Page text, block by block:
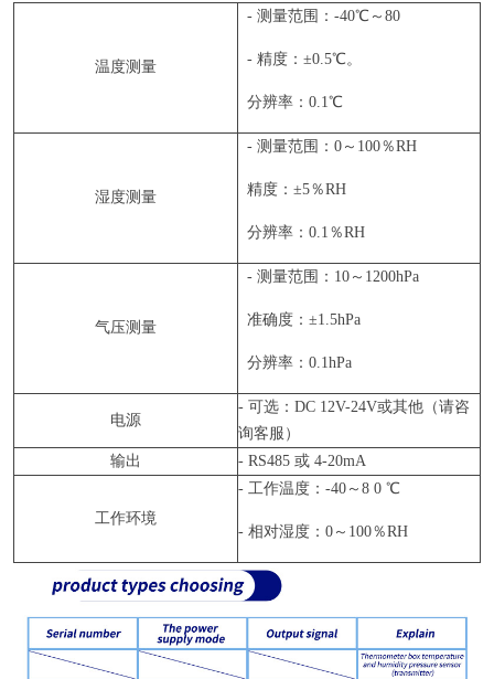
温度测量
- 测量范围：-40℃～80
- 精度：±0.5℃。
分辨率：0.1℃
湿度测量
- 测量范围：0～100％RH
精度：±5％RH
分辨率：0.1％RH
气压测量
- 测量范围：10～1200hPa
准确度：±1.5hPa
分辨率：0.1hPa
电源
- 可选：DC 12V-24V或其他（请咨
询客服）
输出
- RS485 或 4-20mA
工作环境
- 工作温度：-40～8 0 ℃
- 相对湿度：0～100％RH